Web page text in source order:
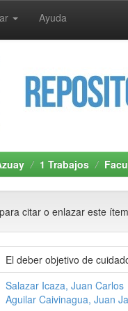
Ayuda
1 Trabajos
citar o enlazar este
El deber objetivo de
Salazar Icaza, Juan Carlos
Aguilar Caivinagua, Juan